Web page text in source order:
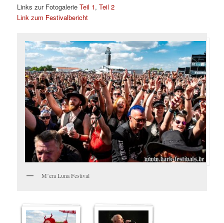
Links zur FotogalerieTeil 1,Teil 2
Link zum Festivalbericht
M’era Luna Festival